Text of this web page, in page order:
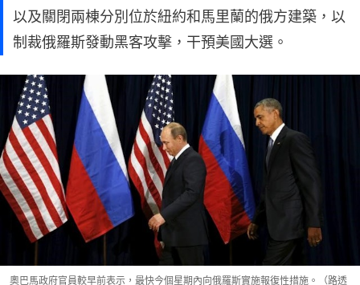
以及關閉兩棟分別位於紐約和馬里蘭的俄方建築，以
制裁俄羅斯發動黑客攻擊，干預美國大選。
奧巴馬政府官員較早前表示，最快今個星期內向俄羅斯實施報復性措施。（路透